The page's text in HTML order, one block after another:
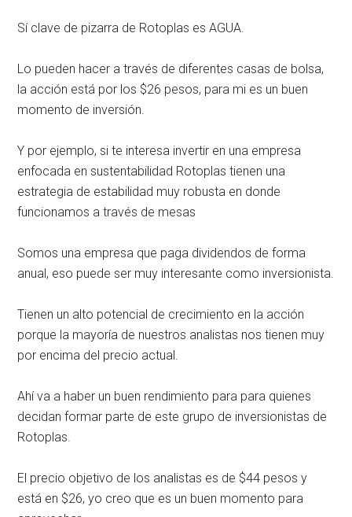
Sí clave de pizarra de Rotoplas es AGUA.
Lo pueden hacer a través de diferentes casas de bolsa,
la acción está por los $26 pesos, para mi es un buen
momento de inversión.
Y por ejemplo, si te interesa invertir en una empresa
enfocada en sustentabilidad Rotoplas tienen una
estrategia de estabilidad muy robusta en donde
funcionamos a través de mesas
Somos una empresa que paga dividendos de forma
anual, eso puede ser muy interesante como inversionista.
Tienen un alto potencial de crecimiento en la acción
porque la mayoría de nuestros analistas nos tienen muy
por encima del precio actual.
Ahí va a haber un buen rendimiento para para quienes
decidan formar parte de este grupo de inversionistas de
Rotoplas.
El precio objetivo de los analistas es de $44 pesos y
está en $26, yo creo que es un buen momento para